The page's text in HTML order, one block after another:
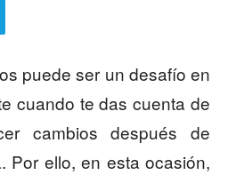
puede ser un desafío en
cuando te das cuenta de
cambios después de
Por ello, en esta ocasión,